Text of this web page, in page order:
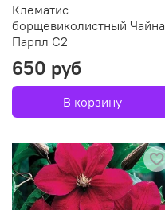
Клематис
борщевиколистный Чайна
Парпл С2
650 руб
В корзину